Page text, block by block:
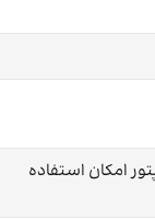
با آداپتور امکان استفاده